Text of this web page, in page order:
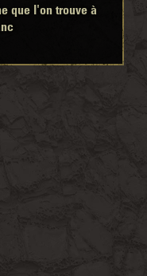
que l'on trouve à